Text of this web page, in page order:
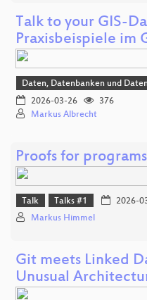
Talk to your GIS-
Praxisbeispiele im
Daten, Datenbanken und
2026-03-26
376
Markus Albrecht
Proofs for
Talk Talks #1 2026-
Markus Himmel
Git meets Linked
Unusual